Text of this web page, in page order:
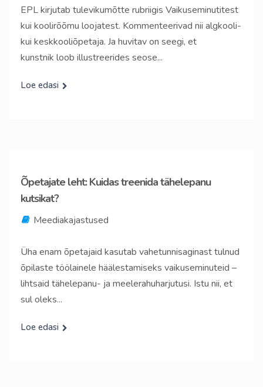
EPL kirjutab tulevikumõtte rubriigis Vaikuseminutitest
kui koolirõõmu loojatest. Kommenteerivad nii algkooli-
kui keskkooliõpetaja. Ja huvitav on seegi, et
kunstnik loob illustreerides seose...
Loe edasi
Õpetajate leht: Kuidas treenida tähelepanu
kutsikat?
Meediakajastused
Üha enam õpetajaid kasutab vahetunni­saginast tulnud
õpilaste töölainele häälestamiseks vaikuseminuteid –
lihtsaid tähelepanu- ja meelerahuharjutusi. Istu nii, et
sul oleks...
Loe edasi